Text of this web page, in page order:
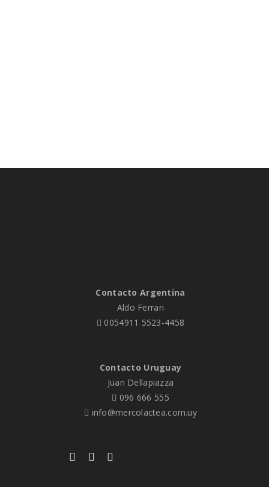
Contacto Argentina
Aldo Ferrari
0054911 5523-4458
Contacto Uruguay
Juan Dellapiazza
096 666 555
info@mercolactea.com.uy